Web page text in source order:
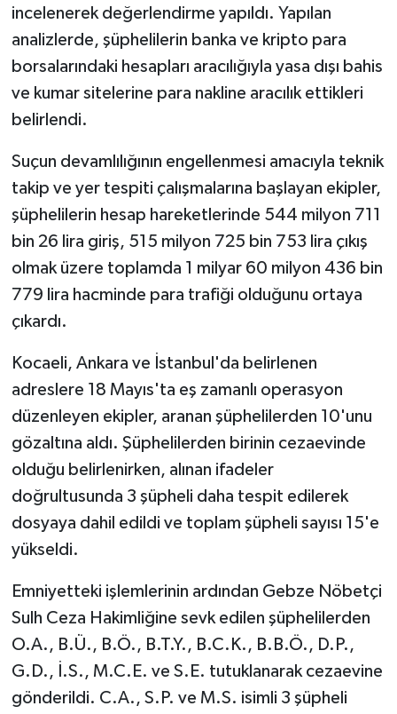
incelenerek değerlendirme yapıldı. Yapılan
analizlerde, şüphelilerin banka ve kripto para
borsalarındaki hesapları aracılığıyla yasa dışı bahis
ve kumar sitelerine para nakline aracılık ettikleri
belirlendi.
Suçun devamlılığının engellenmesi amacıyla teknik
takip ve yer tespiti çalışmalarına başlayan ekipler,
şüphelilerin hesap hareketlerinde 544 milyon 711
bin 26 lira giriş, 515 milyon 725 bin 753 lira çıkış
olmak üzere toplamda 1 milyar 60 milyon 436 bin
779 lira hacminde para trafiği olduğunu ortaya
çıkardı.
Kocaeli, Ankara ve İstanbul'da belirlenen
adreslere 18 Mayıs'ta eş zamanlı operasyon
düzenleyen ekipler, aranan şüphelilerden 10'unu
gözaltına aldı. Şüphelilerden birinin cezaevinde
olduğu belirlenirken, alınan ifadeler
doğrultusunda 3 şüpheli daha tespit edilerek
dosyaya dahil edildi ve toplam şüpheli sayısı 15'e
yükseldi.
Emniyetteki işlemlerinin ardından Gebze Nöbetçi
Sulh Ceza Hakimliğine sevk edilen şüphelilerden
O.A., B.Ü., B.Ö., B.T.Y., B.C.K., B.B.Ö., D.P.,
G.D., İ.S., M.C.E. ve S.E. tutuklanarak cezaevine
gönderildi. C.A., S.P. ve M.S. isimli 3 şüpheli